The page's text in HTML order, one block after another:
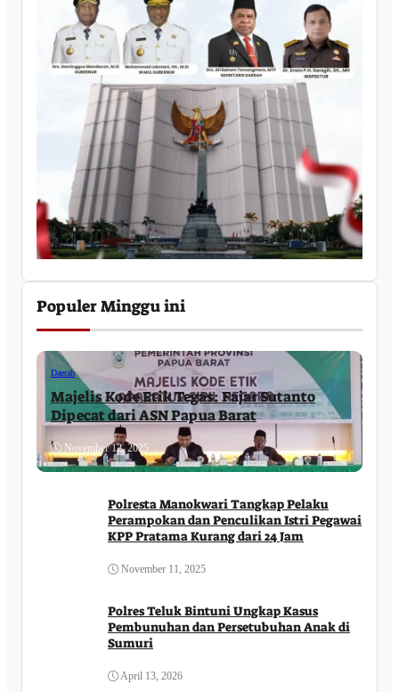
Populer Minggu ini
Daerah
Majelis Kode Etik Tegas: Fajar Sutanto
Dipecat dari ASN Papua Barat
November 12, 2025
Polresta Manokwari Tangkap Pelaku
Perampokan dan Penculikan Istri Pegawai
KPP Pratama Kurang dari 24 Jam
November 11, 2025
Polres Teluk Bintuni Ungkap Kasus
Pembunuhan dan Persetubuhan Anak di
Sumuri
April 13, 2026